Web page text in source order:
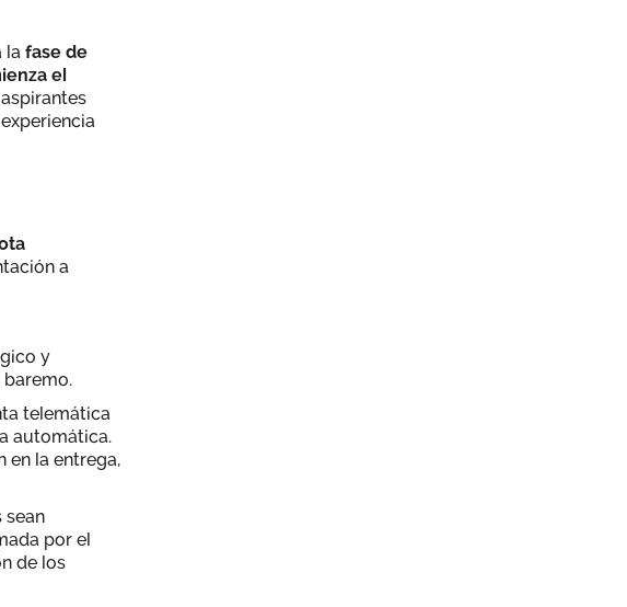
la fase de
el
a
y
telemática
automática.
en la entrega,
sean
por el
de los